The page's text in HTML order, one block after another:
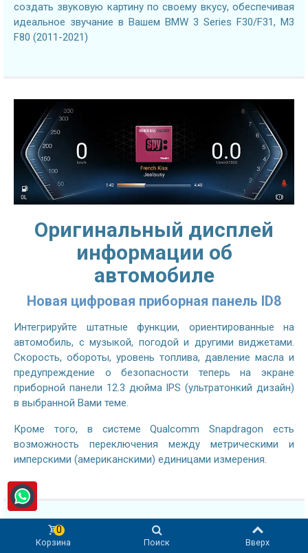
создать звуковую картину по своему вкусу, обеспечивая
идеальное звучание в Вашем BMW 3 Series F30/F31, M3
F80 (2011-2021)
Оригинальный дисплей
информации об
автомобиле
Новая цифровая приборная панель ID8
Интегрируйте штатные функции, ориентированные на
автомобиль, с музыкой, погодой и другими виджетами.
Скорость, обороты, уровень топлива, давление масла и
предупреждение о безопасности теперь на экране
приборной панели 12.3 дюйма IPS (ультратонкий дизайн)
в выбранной Вами теме.
Кроме того, в системе Qualcomm Snapdragon есть
возможность переключения между метрическими и
имперскими (американскими) единицами измерения.
Корзина
0
Поиск Вверх